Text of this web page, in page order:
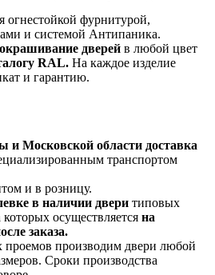
огнестойкой фурнитурой,
и системой Антипаника.
дверей в любой цвет
RAL. На каждое изделие
и гарантию.
и Московской области доставка
транспортом
и в розницу.
в наличии двери типовых
осуществляется на
заказа.
проемов производим двери любой
Сроки производства